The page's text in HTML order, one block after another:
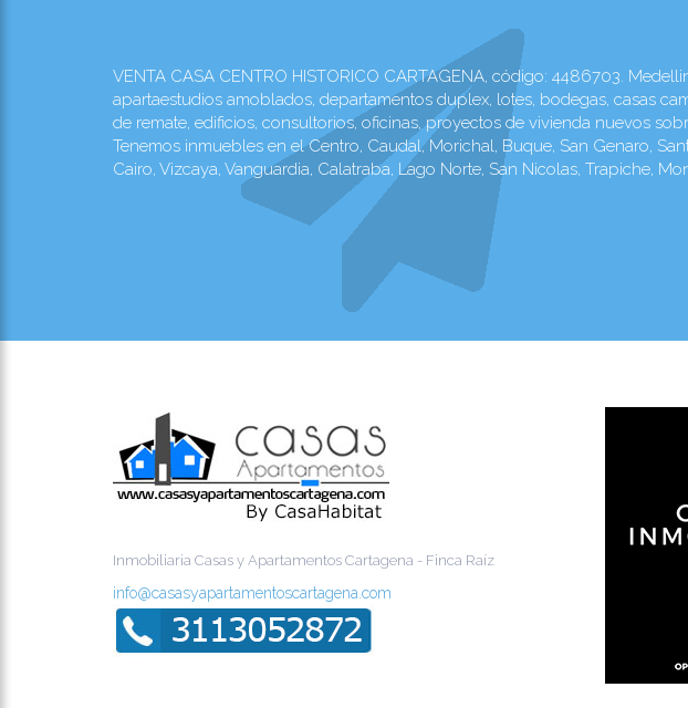
VENTA CASA CENTRO HISTORICO CARTAGENA, código: 4486703.
apartaestudios amoblados, departamentos duplex, lotes, bodegas, casas
de remate, edificios, consultorios, oficinas, proyectos de vivienda nuevos
Tenemos inmuebles en el Centro, Caudal, Morichal, Buque, San Genaro,
Cairo, Vizcaya, Vanguardia, Calatraba, Lago Norte, San Nicolas, Trapiche,
Inmobiliaria Casas y Apartamentos Cartagena - Finca Raíz
info@casasyapartamentoscartagena.com